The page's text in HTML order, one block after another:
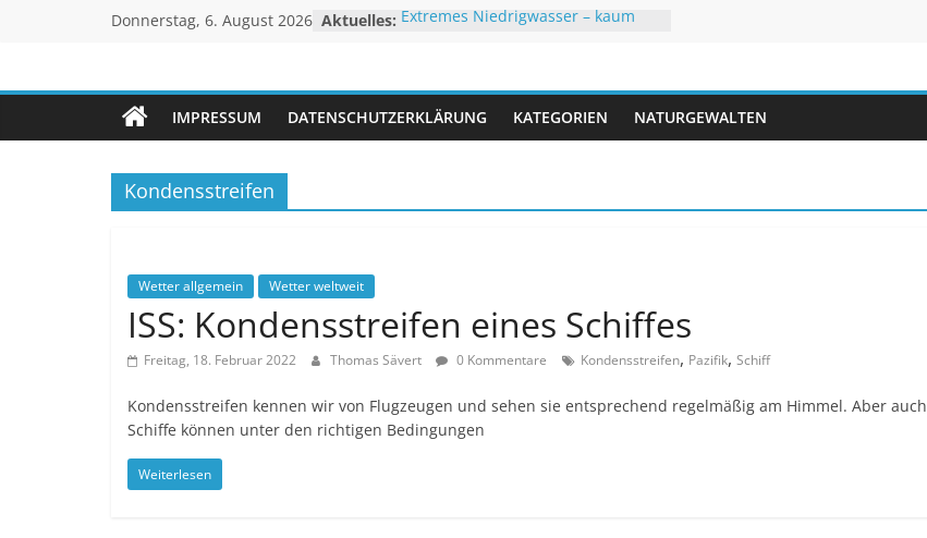
Donnerstag, 6. August 2026 Aktuelles: Extremes Niedrigwasser – kaum
Rekordtemperaturen
Juli 2026 – Hochsommer mit Folgen
Rheinpegel mit neuen Rekorden
Unwetteragentur
powered
Thomas
Sävert
IMPRESSUM DATENSCHUTZERKLÄRUNG KATEGORIEN NATURGEWALTEN
Kondensstreifen
Wetter allgemein Wetter weltweit
ISS: Kondensstreifen eines Schiffes
Freitag, 18. Februar 2022 Thomas Sävert 0 Kommentare Kondensstreifen, Pazifik, Schiff
Kondensstreifen kennen wir von Flugzeugen und sehen sie entsprechend regelmäßig am Himmel. Aber auch
Schiffe können unter den richtigen Bedingungen
Weiterlesen